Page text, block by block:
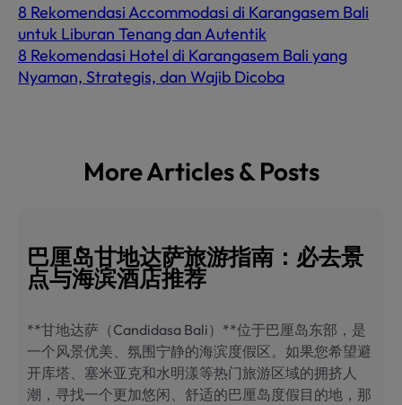
8 Rekomendasi Accommodasi di Karangasem Bali
untuk Liburan Tenang dan Autentik
8 Rekomendasi Hotel di Karangasem Bali yang
Nyaman, Strategis, dan Wajib Dicoba
More Articles & Posts
巴厘岛甘地达萨旅游指南：必去景
点与海滨酒店推荐
**甘地达萨（Candidasa Bali）**位于巴厘岛东部，是
一个风景优美、氛围宁静的海滨度假区。如果您希望避
开库塔、塞米亚克和水明漾等热门旅游区域的拥挤人
潮，寻找一个更加悠闲、舒适的巴厘岛度假目的地，那